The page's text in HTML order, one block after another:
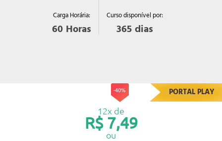
Carga Horária:
60 Horas
Curso disponível por:
365 dias
-40% PORTAL PLAY
12x de
R$ 7,49
ou